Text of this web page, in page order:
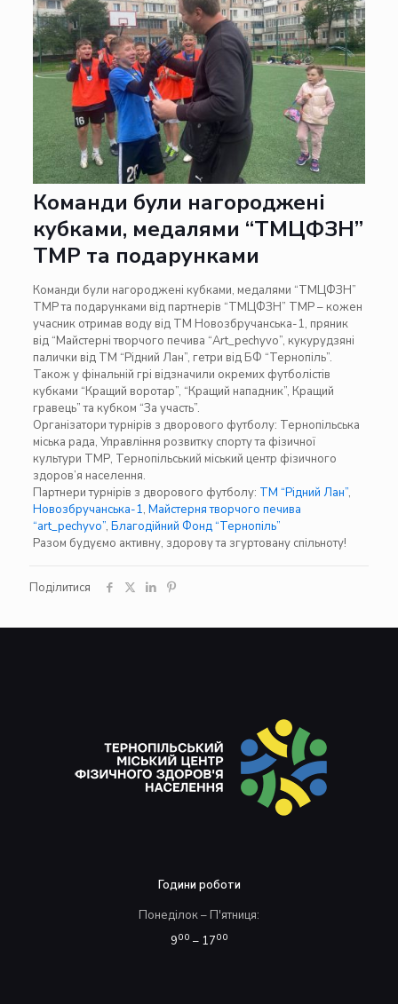
Команди були нагороджені
кубками, медалями “ТМЦФЗН”
ТМР та подарунками
Команди були нагороджені кубками, медалями “ТМЦФЗН”
ТМР та подарунками від партнерів “ТМЦФЗН” ТМР – кожен
учасник отримав воду від ТМ Новозбручанська-1, пряник
від “Майстерні творчого печива “Art_pechyvo”, кукурудзяні
палички від ТМ “Рідний Лан”, гетри від БФ “Тернопіль”.
Також у фінальній грі відзначили окремих футболістів
кубками “Кращий воротар”, “Кращий нападник”, Кращий
гравець” та кубком “За участь”.
Організатори турнірів з дворового футболу: Тернопільська
міська рада, Управління розвитку спорту та фізичної
культури ТМР, Тернопільський міський центр фізичного
здоров’я населення.
Партнери турнірів з дворового футболу: ТМ “Рідний Лан”,
Новозбручанська-1, Майстерня творчого печива
“art_pechyvo”, Благодійний Фонд “Тернопіль”
Разом будуємо активну, здорову та згуртовану спільноту!
Поділитися
Години роботи
Понеділок – П'ятниця:
900 – 1700